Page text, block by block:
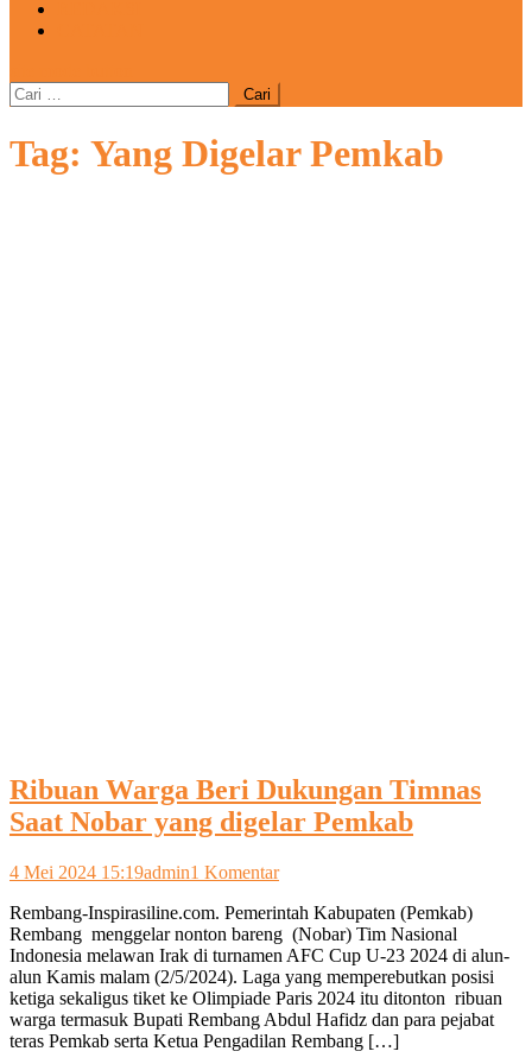
Cari
untuk:
Tag: Yang Digelar Pemkab
Ribuan Warga Beri Dukungan Timnas
Saat Nobar yang digelar Pemkab
4 Mei 2024 15:19admin1 Komentarpada
Warga
Beri
Dukungan
Timnas
Saat
Nobar
yang
Rembang-Inspirasiline.com. Pemerintah Kabupaten (Pemkab)
Rembang menggelar nonton bareng (Nobar) Tim Nasional
Indonesia melawan Irak di turnamen AFC Cup U-23 2024 di alun-
alun Kamis malam (2/5/2024). Laga yang memperebutkan posisi
ketiga sekaligus tiket ke Olimpiade Paris 2024 itu ditonton ribuan
warga termasuk Bupati Rembang Abdul Hafidz dan para pejabat
teras Pemkab serta Ketua Pengadilan Rembang […]